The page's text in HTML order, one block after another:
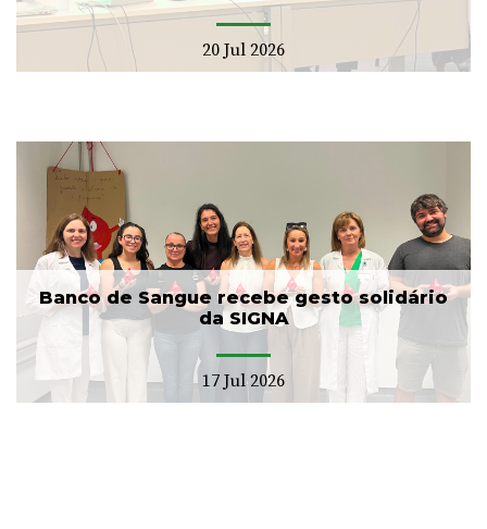
20 Jul 2026
Banco de Sangue recebe gesto solidário
da SIGNA
17 Jul 2026